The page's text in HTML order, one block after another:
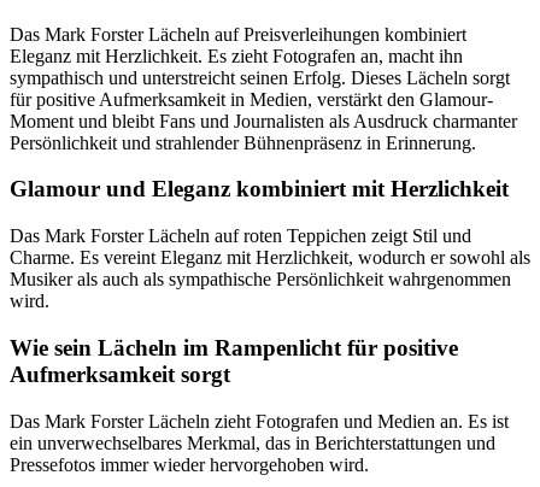
Das Mark Forster Lächeln auf Preisverleihungen kombiniert
Eleganz mit Herzlichkeit. Es zieht Fotografen an, macht ihn
sympathisch und unterstreicht seinen Erfolg. Dieses Lächeln sorgt
für positive Aufmerksamkeit in Medien, verstärkt den Glamour-
Moment und bleibt Fans und Journalisten als Ausdruck charmanter
Persönlichkeit und strahlender Bühnenpräsenz in Erinnerung.
Glamour und Eleganz kombiniert mit Herzlichkeit
Das Mark Forster Lächeln auf roten Teppichen zeigt Stil und
Charme. Es vereint Eleganz mit Herzlichkeit, wodurch er sowohl als
Musiker als auch als sympathische Persönlichkeit wahrgenommen
wird.
Wie sein Lächeln im Rampenlicht für positive
Aufmerksamkeit sorgt
Das Mark Forster Lächeln zieht Fotografen und Medien an. Es ist
ein unverwechselbares Merkmal, das in Berichterstattungen und
Pressefotos immer wieder hervorgehoben wird.